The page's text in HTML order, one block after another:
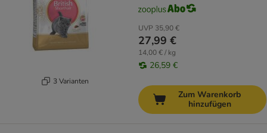
3 Varianten
UVP 35,90 €
27,99 €
14,00 € / kg
26,59 €
Zum Warenkorb
hinzufügen